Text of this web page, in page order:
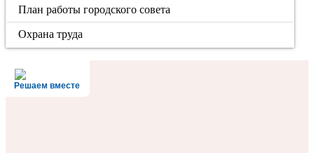
План работы городского совета
Охрана труда
Решаем вместе